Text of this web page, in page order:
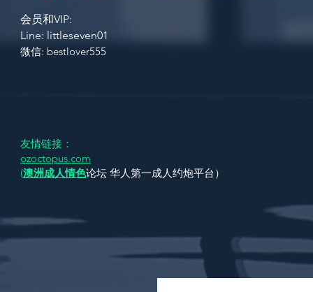
会员和VIP:
Line: littleseven01 ​
​​微信: bestlover555
友情链接：
ozoctopus.com
(澳洲成人情色论坛 华人第一成人约炮平台）